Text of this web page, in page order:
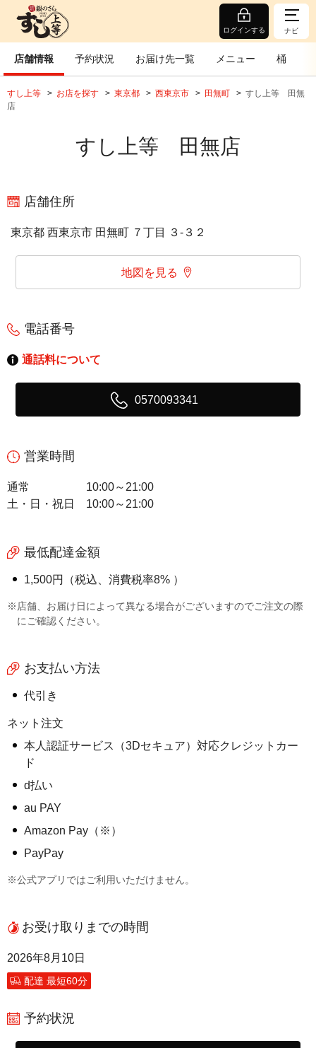
ログインする ナビ
店舗情報 予約状況 お届け先一覧 メニュー 桶
すし上等 お店を探す 東京都 西東京市 田無町
すし上等 田無
店
すし上等 田無店
店舗住所
東京都 西東京市 田無町 ７丁目 ３‐３２
地図を見る
電話番号
通話料について
0570093341
営業時間
通常
10:00～21:00
土・日・祝日
10:00～21:00
最低配達金額
1,500円（税込、消費税率8% ）
※店舗、お届け日によって異なる場合がございますのでご注文の際
にご確認ください。
お支払い方法
代引き
ネット注文
本人認証サービス（3Dセキュア）対応クレジットカー
ド
d払い
au PAY
Amazon Pay（※）
PayPay
※公式アプリではご利用いただけません。
お受け取りまでの時間
2026年8月10日
配達 最短60分
予約状況